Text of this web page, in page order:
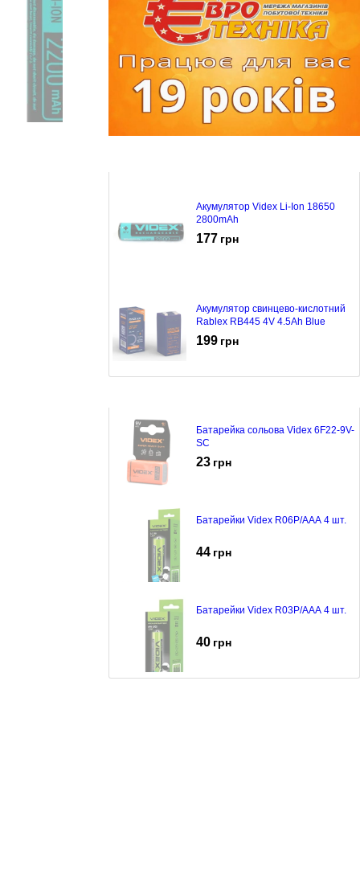
Акумулятор Videx Li-Ion 18650
2800mAh
177 грн
Акумулятор свинцево-кислотний
Rablex RB445 4V 4.5Ah Blue
199 грн
Батарейка сольова Videx 6F22-9V-
SC
23 грн
Батарейки Videx R06P/AAA 4 шт.
44 грн
Батарейки Videx R03P/AAA 4 шт.
40 грн